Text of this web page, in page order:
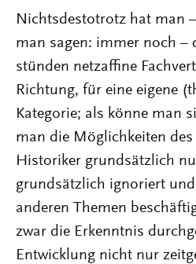
Nichtsdestotrotz hat man
man sagen: immer noch –
stünden netzaffine
Richtung, für eine eigene
Kategorie; als könne man
man die Möglichkeiten
Historiker grundsätzlich
grundsätzlich ignoriert
anderen Themen
zwar die Erkenntnis
Entwicklung nicht nur